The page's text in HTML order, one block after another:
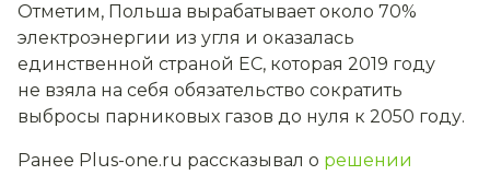
Отметим, Польша вырабатывает около 70%
электроэнергии из угля и оказалась
единственной страной ЕС, которая 2019 году
не взяла на себя обязательство сократить
выбросы парниковых газов до нуля к 2050 году.
Ранее Plus-one.ru рассказывал о решении